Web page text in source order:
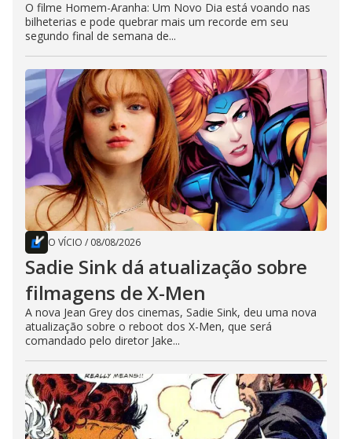
O filme Homem-Aranha: Um Novo Dia está voando nas
bilheterias e pode quebrar mais um recorde em seu
segundo final de semana de...
O VÍCIO / 08/08/2026
Sadie Sink dá atualização sobre
filmagens de X-Men
A nova Jean Grey dos cinemas, Sadie Sink, deu uma nova
atualização sobre o reboot dos X-Men, que será
comandado pelo diretor Jake...